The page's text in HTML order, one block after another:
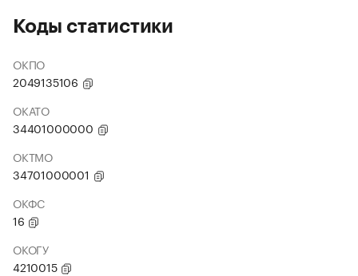
Коды статистики
ОКПО
2049135106
ОКАТО
34401000000
ОКТМО
34701000001
ОКФС
16
ОКОГУ
4210015